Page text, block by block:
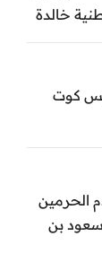
خالدة
بفخر رؤية
كوت
الحرمين
سعود بن